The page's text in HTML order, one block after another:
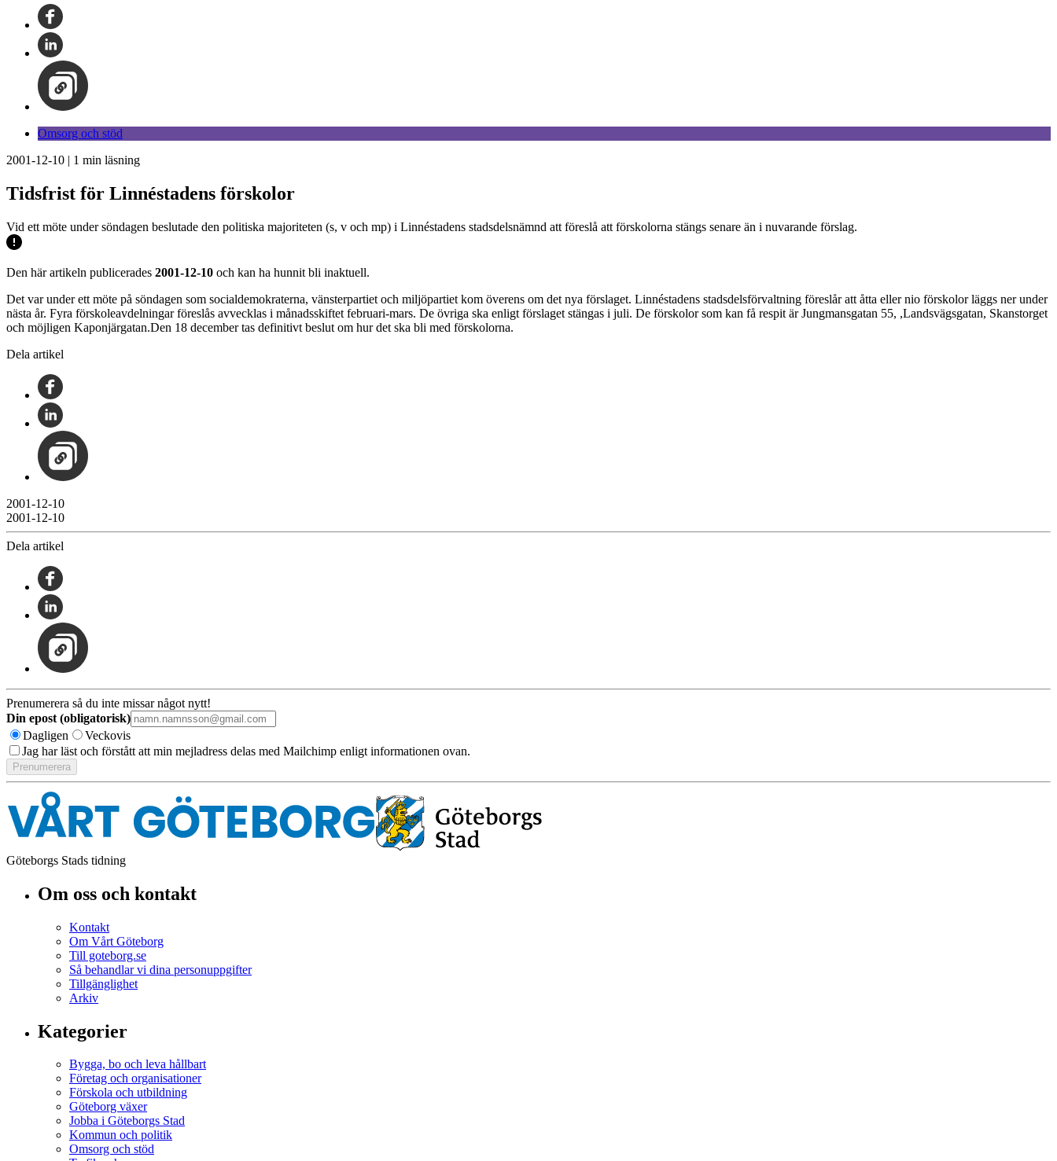
Omsorg och stöd
2001-12-10 | 1 min läsning
Tidsfrist för Linnéstadens förskolor
Vid ett möte under söndagen beslutade den politiska majoriteten (s, v och mp) i Linnéstadens stadsdelsnämnd att föreslå att förskolorna stängs senare än i nuvarande förslag.
Den här artikeln publicerades 2001-12-10 och kan ha hunnit bli inaktuell.
Det var under ett möte på söndagen som socialdemokraterna, vänsterpartiet och miljöpartiet kom överens om det nya förslaget. Linnéstadens stadsdelsförvaltning föreslår att åtta eller nio förskolor läggs ner under
nästa år. Fyra förskoleavdelningar föreslås avvecklas i månadsskiftet februari-mars. De övriga ska enligt förslaget stängas i juli. De förskolor som kan få respit är Jungmansgatan 55, ,Landsvägsgatan, Skanstorget
och möjligen Kaponjärgatan.Den 18 december tas definitivt beslut om hur det ska bli med förskolorna.
Dela artikel
2001-12-10
2001-12-10
Dela artikel
Prenumerera så du inte missar något nytt!
Din epost (obligatorisk)
Dagligen
Veckovis
Jag har läst och förstått att min mejladress delas med Mailchimp enligt informationen ovan.
Göteborgs Stads tidning
Om oss och kontakt
Kontakt
Om Vårt Göteborg
Till goteborg.se
Så behandlar vi dina personuppgifter
Tillgänglighet
Arkiv
Kategorier
Bygga, bo och leva hållbart
Företag och organisationer
Förskola och utbildning
Göteborg växer
Jobba i Göteborgs Stad
Kommun och politik
Omsorg och stöd